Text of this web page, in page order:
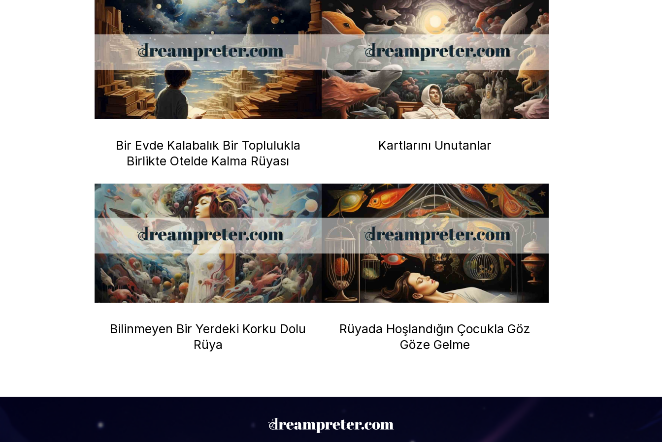
Bir Evde Kalabalık Bir Toplulukla
Birlikte Otelde Kalma Rüyası
Kartlarını Unutanlar
Bilinmeyen Bir Yerdeki Korku Dolu
Rüya
Rüyada Hoşlandığın Çocukla Göz
Göze Gelme